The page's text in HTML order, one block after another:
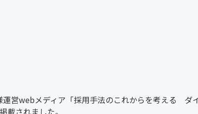
営webメディア「採用手法のこれからを考える ダ
されました。